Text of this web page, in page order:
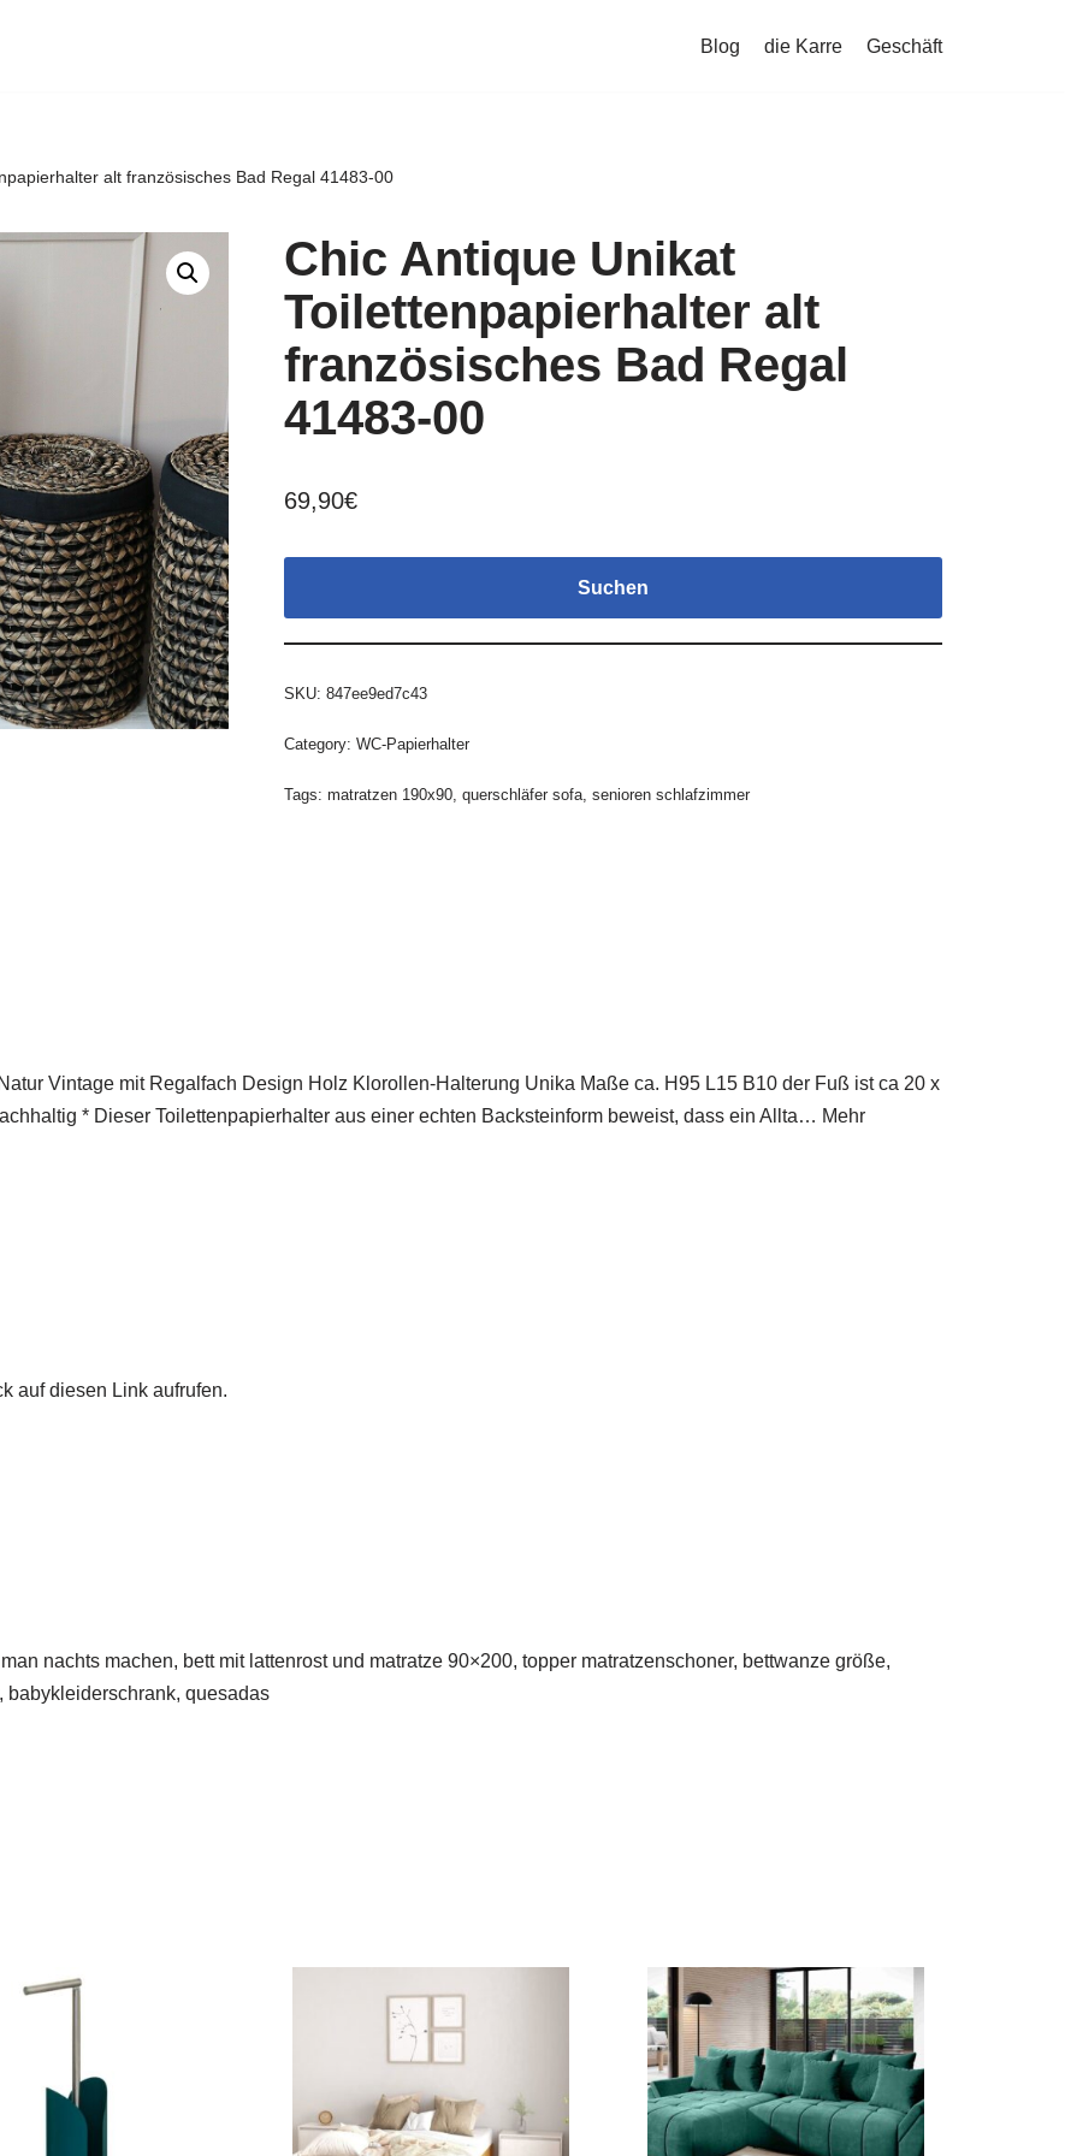
Blog die Karre Geschäft
alt französisches Bad Regal 41483-00
Chic Antique Unikat
Toilettenpapierhalter alt
französisches Bad Regal
41483-00
69,90€
Suchen
SKU: 847ee9ed7c43
Category: WC-Papierhalter
Tags: matratzen 190x90, querschläfer sofa, senioren schlafzimmer
Vintage mit Regalfach Design Holz Klorollen-Halterung Unika Maße ca. H95 L15 B10 der Fuß ist ca 20 x
* Dieser Toilettenpapierhalter aus einer echten Backsteinform beweist, dass ein Allta… Mehr
auf diesen Link aufrufen.
nachts machen, bett mit lattenrost und matratze 90×200, topper matratzenschoner, bettwanze größe,
babykleiderschrank, quesadas